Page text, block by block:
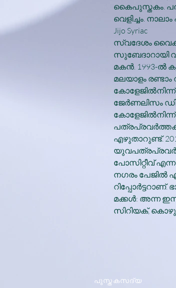
കൈപുസ്തകം.
വെളിച്ചം. നാലാം
Jijo Syriac
സ്വദേശം
സുബേദാറായി
മകന്‍. 1993-ല്‍
മലയാളം
ജേര്‍ണലിസം
എഴുതാറുണ്ട്.
പോസിറ്റീവ്
നഗരം
മക്കള്‍: അന്ന
സിറിയക്,
പുസ്തകസദ്യ